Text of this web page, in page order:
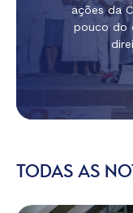
ações da
pouco do
TODAS AS